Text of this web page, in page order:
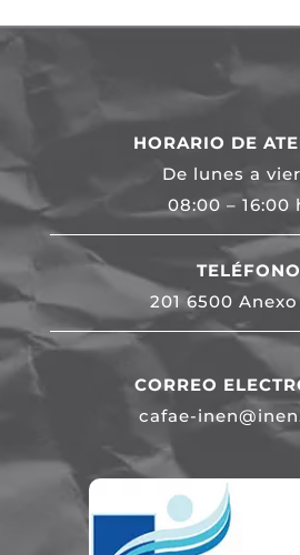
HORARIO DE
De lunes a
08:00 – 16:00
TELÉFONO
201 6500 Anexo
CORREO
cafae-